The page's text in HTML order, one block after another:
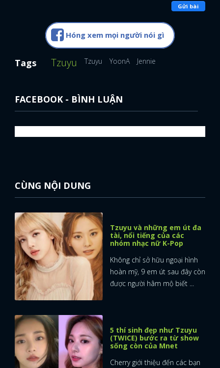
Gửi bài
Hóng xem mọi người nói gì
Tags Tzuyu Tzuyu YoonA Jennie
FACEBOOK - BÌNH LUẬN
CÙNG NỘI DUNG
Tzuyu và những em út đa
tài, nổi tiếng của các
nhóm nhạc nữ K-Pop
Không chỉ sở hữu ngoại hình
hoàn mỹ, 9 em út sau đây còn
được người hâm mộ biết ...
5 thí sinh đẹp như Tzuyu
(TWICE) bước ra từ show
sống còn của Mnet
Cherry giới thiệu đến các bạn